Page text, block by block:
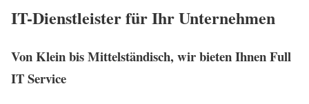
IT-Dienstleister für Ihr Unternehmen
Von Klein bis Mittelständisch, wir bieten Ihnen Full
IT Service